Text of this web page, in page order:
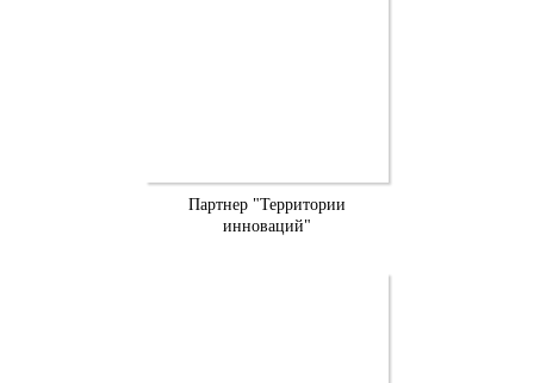
Партнер "Территории
инноваций"